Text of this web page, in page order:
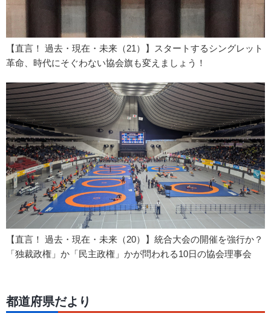
【直言！ 過去・現在・未来（21）】スタートするシングレット
革命、時代にそぐわない協会旗も変えましょう！
【直言！ 過去・現在・未来（20）】統合大会の開催を強行か？
「独裁政権」か「民主政権」かが問われる10日の協会理事会
都道府県だより